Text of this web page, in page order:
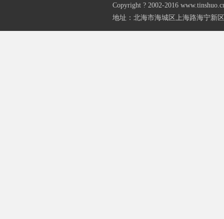
Copyright ? 2002-2016
地址：北海市海城区上海路海宁新